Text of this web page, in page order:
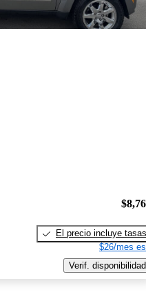
El precio incluye tasas
$26/mes
Verif. disponibilidad